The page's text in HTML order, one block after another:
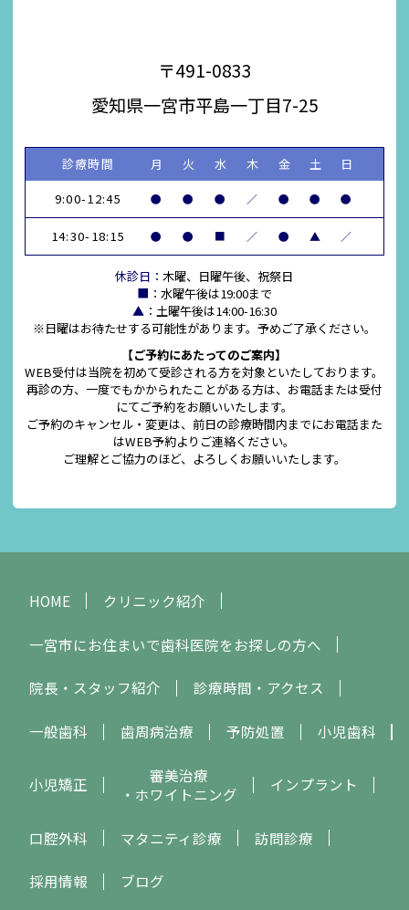
〒491-0833
愛知県一宮市平島一丁目7-25
診療時間 月 火 水 木 金 土
日
9:00-12:45
● ● ● ／ ● ● ●
14:30-18:15 ● ● ■ ／ ● ▲ ／
休診日：木曜、日曜午後、祝祭日
■： 水曜午後は19:00まで
▲： 土曜午後は14:00-16:30
※日曜はお待たせする可能性があります。予めご了承ください。
【ご予約にあたってのご案内】
WEB受付は当院を初めて受診される方を対象といたしております。
再診の方、一度でもかかられたことがある方は、お電話または受付
にてご予約をお願いいたします。
ご予約のキャンセル・変更は、前日の診療時間内までにお電話また
はWEB予約よりご連絡ください。
ご理解とご協力のほど、よろしくお願いいたします。
HOME クリニック紹介
一宮市にお住まいで歯科医院をお探しの方へ
院長・スタッフ紹介 診療時間・アクセス
一般歯科 歯周病治療 予防処置 小児歯科
小児矯正
審美治療
・ホワイトニング
インプラント
口腔外科 マタニティ診療 訪問診療
採用情報 ブログ